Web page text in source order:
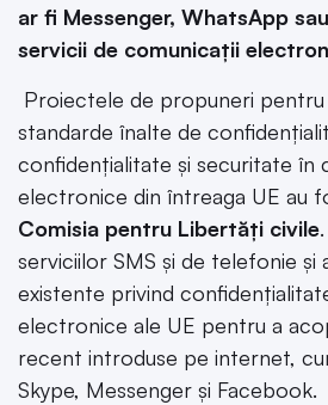
ar fi Messenger, WhatsApp
servicii de comunicații
Proiectele de propuneri pentru
standarde înalte de
confidențialitate și securitate în
electronice din întreaga UE au
Comisia pentru Libertăți civile
serviciilor SMS și de telefonie și
existente privind
electronice ale UE pentru a
recent introduse pe internet,
Skype, Messenger și Facebook.